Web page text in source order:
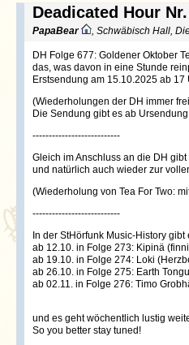
Deadicated Hour
PapaBear , Schwäbisch Hall,
DH Folge 677: Goldener Oktober
das, was davon in eine Stunde
Erstsendung am 15.10.2025 ab 17
(Wiederholungen der DH immer
Die Sendung gibt es ab
---------------------------
Gleich im Anschluss an die DH
und natürlich auch wieder zur
(Wiederholung von Tea For Two:
---------------------------
In der StHörfunk Music-History
ab 12.10. in Folge 273: Kipinä
ab 19.10. in Folge 274: Loki
ab 26.10. in Folge 275: Earth
ab 02.11. in Folge 276: Timo
und es geht wöchentlich lustig
So you better stay tuned!